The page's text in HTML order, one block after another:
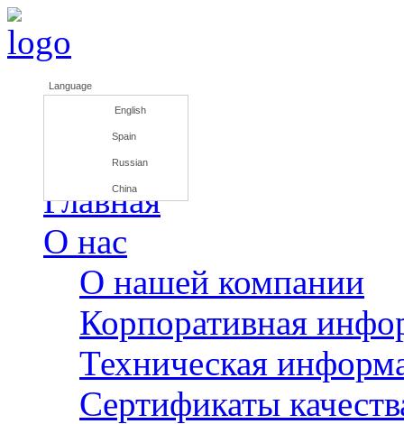
Language
English
Spain
Russian
China
Главная
О нас
О нашей компании
Корпоративная
Техническая
Сертификаты